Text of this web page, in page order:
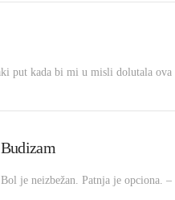
kada bi mi u misli dolutala ova
Budizam
Bol je neizbežan. Patnja je opciona.